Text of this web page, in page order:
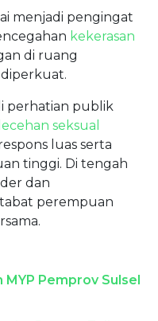
menjadi pengingat
kekerasan
di ruang
perhatian publik
seksual
luas serta
tinggi. Di tengah
dan
perempuan
MYP Pemprov Sulsel